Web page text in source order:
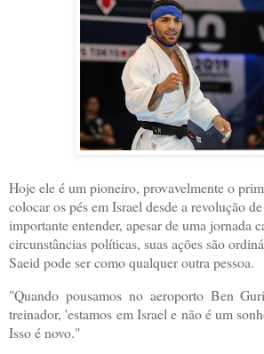
Hoje ele é um pioneiro, provavelmente o
colocar os pés em Israel desde a revolução
importante entender, apesar de uma jornada
circunstâncias políticas, suas ações são
Saeid pode ser como qualquer outra pessoa.
"Quando pousamos no aeroporto Ben
treinador, 'estamos em Israel e não é um
Isso é novo."